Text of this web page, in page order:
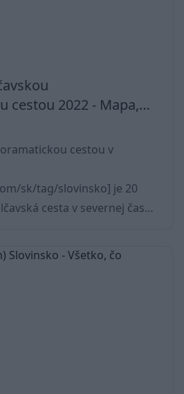
cestou 2022 - Mapa,
cestou v
sk/tag/slovinsko] je 20
cesta v severnej časti
trás, ktorá vás
dediny Podolševa, medzi